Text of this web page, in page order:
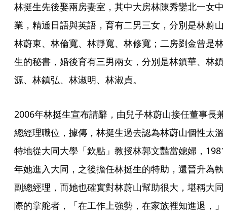
林挺生先後娶兩房妻室，其中大房林陳秀鑾北一女中
業，精通日語與英語，育有二男三女，分別是林蔚山
林蔚東、林倫寬、林靜寬、林修寬；二房劉金曾是林
生的秘書，婚後育有三男兩女，分別是林鎮華、林鎮
源、林鎮弘、林淑明、林淑貞。
2006年林挺生宣布請辭，由兒子林蔚山接任董事長兼
總經理職位，據傳，林挺生過去認為林蔚山個性太溫
特地從大同大學「欽點」教授林郭文豔當媳婦，1981
年她進入大同，之後擔任林挺生的特助，還晉升為執
副總經理，而她也確實對林蔚山幫助很大，堪稱大同
際的掌舵者，「在工作上強勢，在家族裡知進退，」